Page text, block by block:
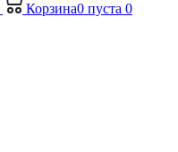
Корзина0 пуста 0